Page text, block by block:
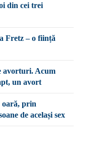
din cei trei
Fretz – o ființă
avorturi. Acum
un avort
oară, prin
de același sex